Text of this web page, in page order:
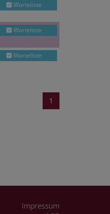
Warteliste
Warteliste
Warteliste
1
Impressum